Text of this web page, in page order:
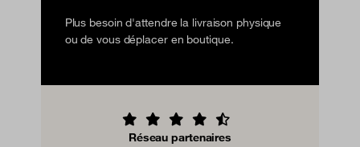
Plus besoin d'attendre la livraison physique
ou de vous déplacer en boutique.
Réseau partenaires